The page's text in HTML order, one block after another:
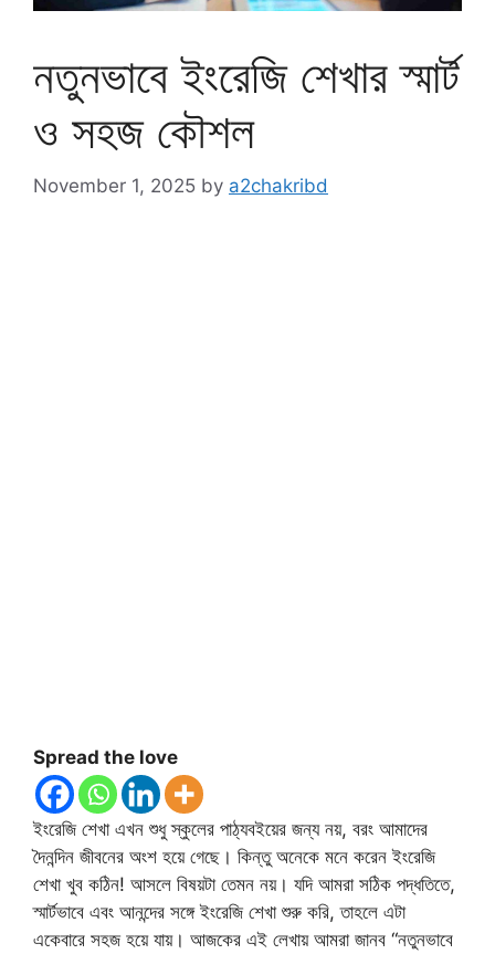
নতুনভাবে ইংরেজি শেখার স্মার্ট
ও সহজ কৌশল
November 1, 2025 by a2chakribd
Spread the love
ইংরেজি শেখা এখন শুধু স্কুলের পাঠ্যবইয়ের জন্য নয়, বরং আমাদের
দৈনন্দিন জীবনের অংশ হয়ে গেছে। কিন্তু অনেকে মনে করেন ইংরেজি
শেখা খুব কঠিন! আসলে বিষয়টা তেমন নয়। যদি আমরা সঠিক পদ্ধতিতে,
স্মার্টভাবে এবং আনন্দের সঙ্গে ইংরেজি শেখা শুরু করি, তাহলে এটা
একেবারে সহজ হয়ে যায়। আজকের এই লেখায় আমরা জানব “নতুনভাবে